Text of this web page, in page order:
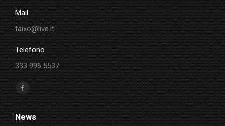
Mail
taixo@live.it
Telefono
333 996 5537
Ci puoi trovare su:
Facebook
page
opens
News